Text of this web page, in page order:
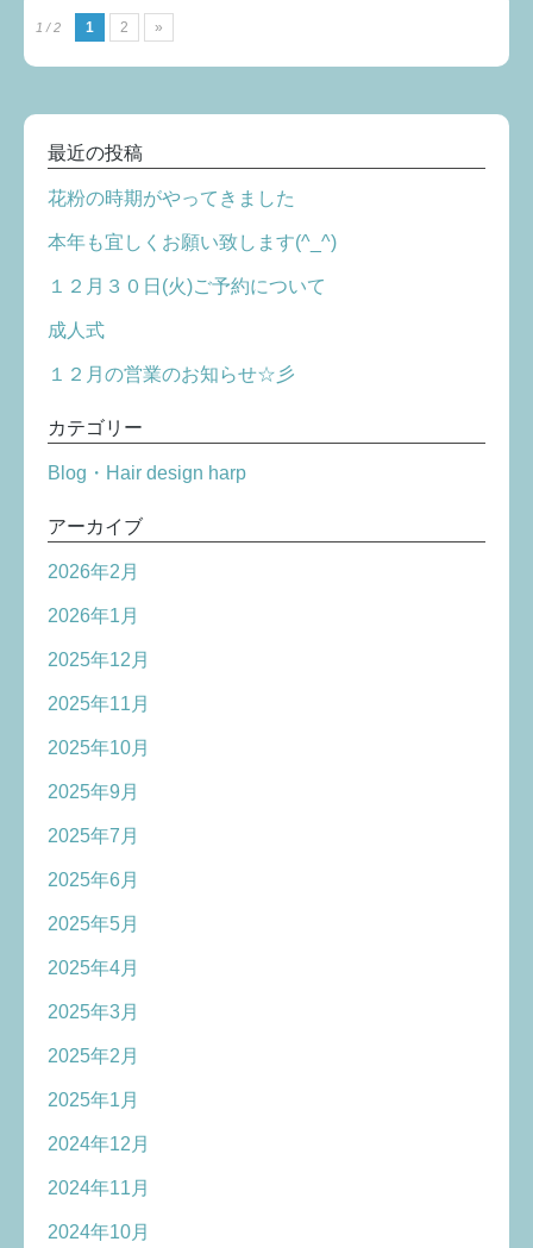
1 / 2 1 2 »
最近の投稿
花粉の時期がやってきました
本年も宜しくお願い致します(^_^)
１２月３０日(火)ご予約について
成人式
１２月の営業のお知らせ☆彡
カテゴリー
Blog・Hair design harp
アーカイブ
2026年2月
2026年1月
2025年12月
2025年11月
2025年10月
2025年9月
2025年7月
2025年6月
2025年5月
2025年4月
2025年3月
2025年2月
2025年1月
2024年12月
2024年11月
2024年10月